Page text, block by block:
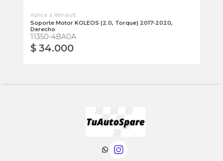
Aplica a Renault
Soporte Motor KOLEOS (2.0, Torque) 2017-2020,
Derecho
11350-4BA0A
$ 34.000